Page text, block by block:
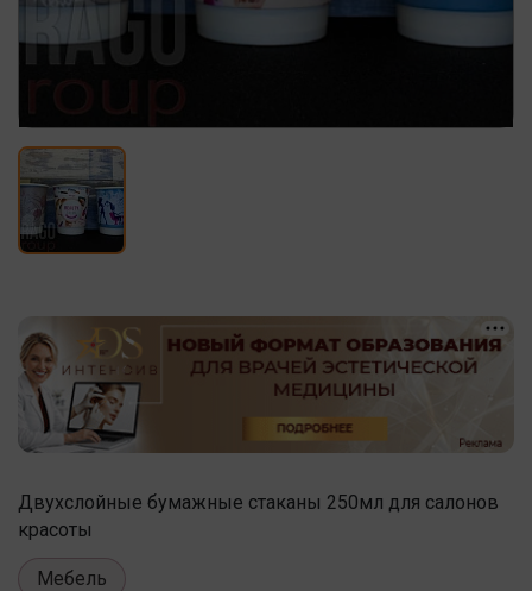
Двухслойные бумажные стаканы 250мл для салонов
красоты
Мебель